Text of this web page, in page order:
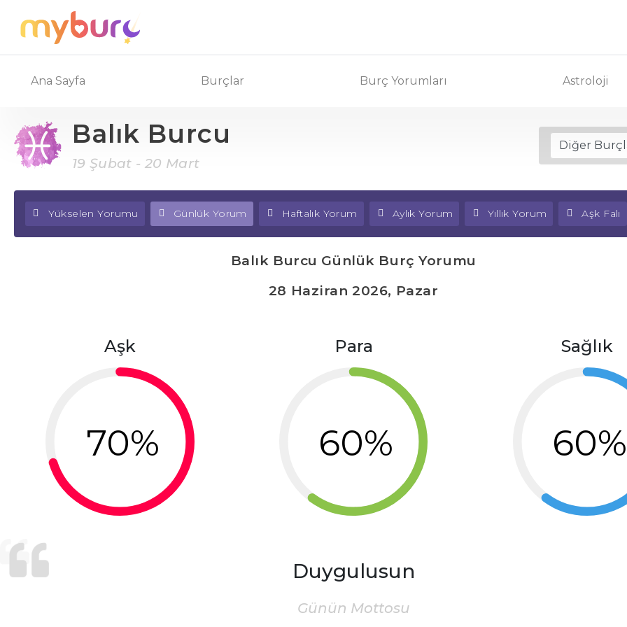
Ana Sayfa Burçlar Burç Yorumları Astroloji
Balık Burcu
19 Şubat - 20 Mart
Yükselen Yorumu Günlük Yorum Haftalık Yorum Aylık Yorum Yıllık Yorum Aşk Falı
Balık Burcu Günlük Burç Yorumu
28 Haziran 2026, Pazar
Aşk
70%
Para
60%
Sağlık
60%
Duygulusun
Günün Mottosu